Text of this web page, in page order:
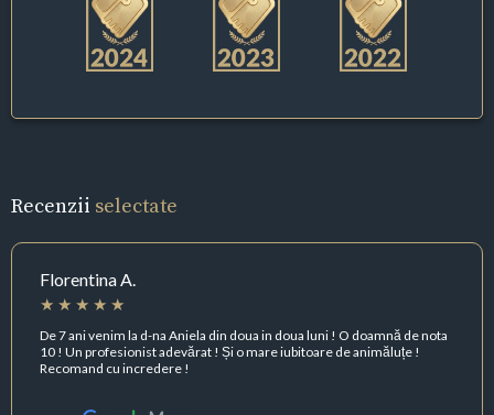
Recenzii selectate
Florentina A.
De 7 ani venim la d-na Aniela din doua in doua luni ! O doamnă de nota
10 ! Un profesionist adevărat ! Și o mare iubitoare de animăluțe !
Recomand cu incredere !